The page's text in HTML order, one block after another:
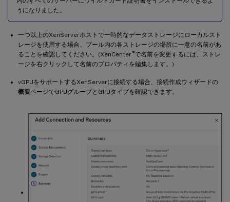
うになりました。
一つ以上のXenServerホストで一時的なデータストレージにローカルスト
レージを使用する場合、プール内の各ストレージの場所に一意の名前があ
ることを確認してください。(XenCenter ®で名前を変更するには、ストレ
ージを右クリックして名前のプロパティを編集します。)
vGPUをサポートするXenServerに接続する場合、接続作成ウィザードの
概要ページでGPUグループとGPUタイプを確認できます。